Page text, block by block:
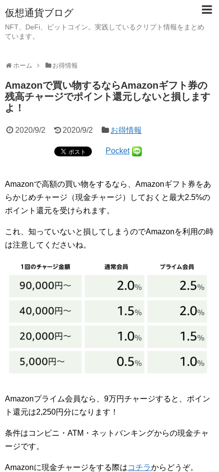
仮想通貨ブログ
NFT、DeFi、ビットコイン。実践しているクリプト情報をまとめ
ています。
ホーム お得情報
Amazonで買い物するならAmazonギフト券の
残高チャージでポイント還元しないと損します
よ！
2020/9/2 2020/9/2 お得情報
Pocket
Amazonで高額の買い物をするなら、Amazonギフト券をあ
らかじめチャージ（現金チャージ）しておくと最大2.5%の
ポイント還元を受けられます。
これ、知っていないと損してしまうのでAmazonを利用の時
は注意してくださいね。
Amazonプライム会員なら、9万円チャージすると、ポイン
ト還元は2,250円分になります！
条件はコンビニ・ATM・ネットバンキングからの現金チャ
ージです。
Amazonに現金チャージをする際はコチラからどうぞ。